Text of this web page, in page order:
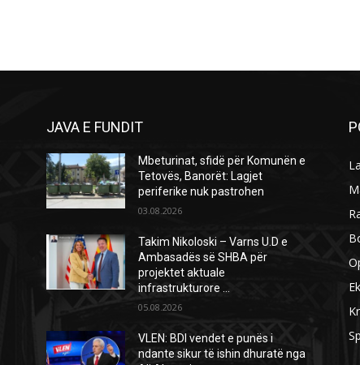
JAVA E FUNDIT
Mbeturinat, sfidë për Komunën e
Tetovës, Banorët: Lagjet
periferike nuk pastrohen
03.08.2026
Takim Nikoloski – Varns U.D e
Ambasadës së SHBA për
projektet aktuale
infrastrukturore …
05.08.2026
VLEN: BDI vendet e punës i
ndante sikur të ishin dhuratë nga